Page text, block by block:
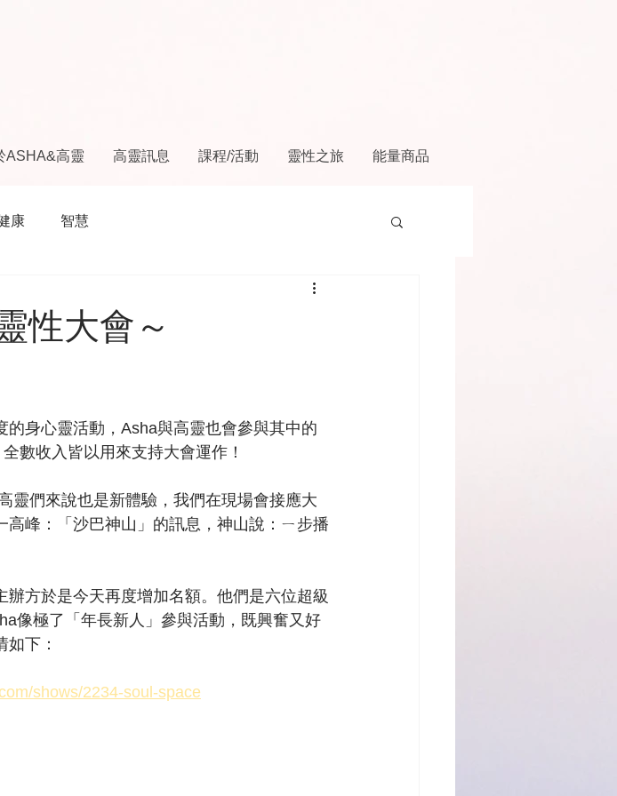
ASHA&高靈 高靈訊息 課程/活動 靈性之旅 能量商品
康 智慧
性大會～
身心靈活動，Asha與高靈也會參與其中的
數收入皆以用來支持大會運作！
靈們來說也是新體驗，我們在現場會接應大
峰：「沙巴神山」的訊息，神山說：ㄧ步播
方於是今天再度增加名額。他們是六位超級
像極了「年長新人」參與活動，既興奮又好
下：
shows/2234-soul-space